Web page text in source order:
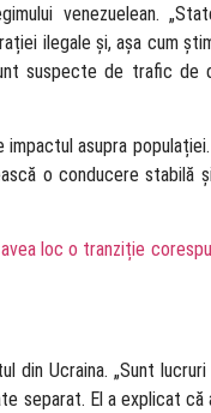
venezuelean.
ilegale și, așa cum
suspecte de trafic de
asupra
o conducere stabilă
loc o tranziție
din Ucraina. „Sunt
separat. El a explicat că